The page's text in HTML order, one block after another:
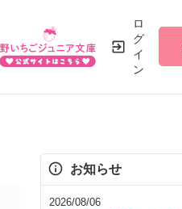
ロ
グ
イ
ン
お知らせ
2026/08/06